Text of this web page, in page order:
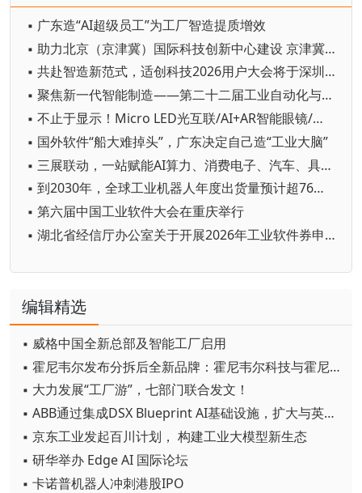
▪ 广东造“AI超级员工”为工厂智造提质增效
▪ 助力北京（京津冀）国际科技创新中心建设 京津冀成立机器人产业链联盟
▪ 共赴智造新范式，适创科技2026用户大会将于深圳启幕
▪ 聚焦新一代智能制造——第二十二届工业自动化与标准化研讨会在京举办
▪ 不止于显示！Micro LED光互联/AI+AR智能眼镜/玻璃基板TGV等全新赛道集中亮相，创新动能尽在2026深圳国际全触与显示展
▪ 国外软件“船大难掉头”，广东决定自己造“工业大脑”
▪ 三展联动，一站赋能AI算力、消费电子、汽车、具身机器人与智能制造产业链资源对接
▪ 到2030年，全球工业机器人年度出货量预计超76万台
▪ 第六届中国工业软件大会在重庆举行
▪ 湖北省经信厅办公室关于开展2026年工业软件券申领工作的通知
编辑精选
▪ 威格中国全新总部及智能工厂启用
▪ 霍尼韦尔发布分拆后全新品牌：霍尼韦尔科技与霍尼韦尔航空航天
▪ 大力发展“工厂游”，七部门联合发文！
▪ ABB通过集成DSX Blueprint AI基础设施，扩大与英伟达的合作
▪ 京东工业发起百川计划， 构建工业大模型新生态
▪ 研华举办 Edge AI 国际论坛
▪ 卡诺普机器人冲刺港股IPO